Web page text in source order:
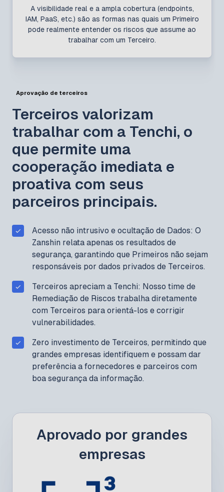
A visibilidade real e a ampla cobertura (endpoints,
IAM, PaaS, etc.) são as formas nas quais um Primeiro
pode realmente entender os riscos que assume ao
trabalhar com um Terceiro.
Aprovação de terceiros
Terceiros valorizam
trabalhar com a Tenchi, o
que permite uma
cooperação imediata e
proativa com seus
parceiros principais.
Acesso não intrusivo e ocultação de Dados: O
Zanshin relata apenas os resultados de
segurança, garantindo que Primeiros não sejam
responsáveis por dados privados de Terceiros.
Terceiros apreciam a Tenchi: Nosso time de
Remediação de Riscos trabalha diretamente
com Terceiros para orientá-los e corrigir
vulnerabilidades.
Zero investimento de Terceiros, permitindo que
grandes empresas identifiquem e possam dar
preferência a fornecedores e parceiros com
boa segurança da informação.
Aprovado por grandes
empresas